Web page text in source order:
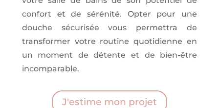
confort et de sérénité. Opter pour une
douche sécurisée vous permettra de
transformer votre routine quotidienne en
un moment de détente et de bien-être
incomparable.
J'estime mon projet